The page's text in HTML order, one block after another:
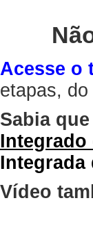
Acesse o
etapas,
Sabia
Integrado
Integrada
Vídeo